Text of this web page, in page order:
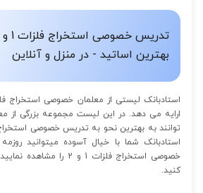
بهترین اساتید - در منزل و آنلاین
ارایه می دهد. در این لیست مجموعه بزرگی
استادبانک شما با خیال آسوده میتوانید
خصوصی استخراج فلزات 1 و
کنید.